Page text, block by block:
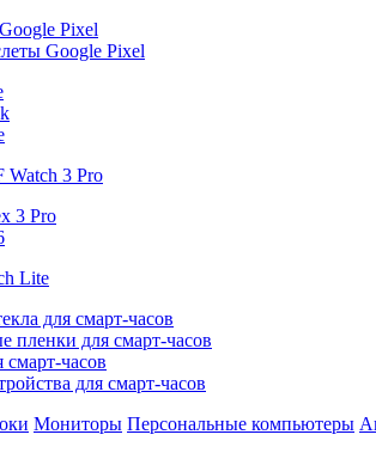
Pixel
Google Pixel
Watch 3 Pro
3 Pro
Lite
для смарт-часов
пленки для смарт-часов
часов
для смарт-часов
Мониторы Персональные компьютеры